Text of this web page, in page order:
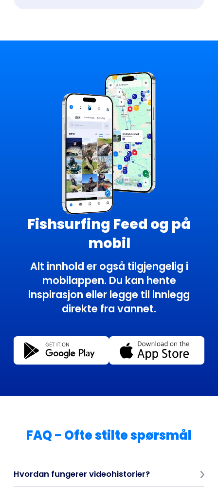
Fishsurfing Feed og på
mobil
Alt innhold er også tilgjengelig i
mobilappen. Du kan hente
inspirasjon eller legge til innlegg
direkte fra vannet.
FAQ - Ofte stilte spørsmål
Hvordan fungerer videohistorier?